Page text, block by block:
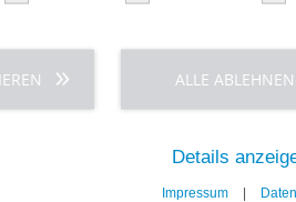
Angebot auf der geriatrisch
Sie sich bitte direkt an dieALLE ABLEHNEN
Details
Impressum |